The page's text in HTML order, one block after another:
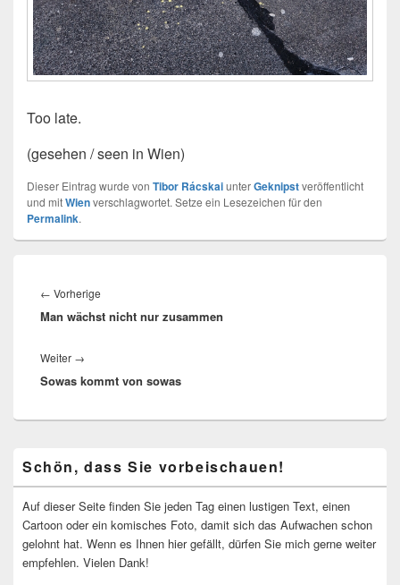
Too late.
(gesehen / seen in Wien)
Dieser Eintrag wurde von Tibor RácskaiunterGeknipstveröffentlicht
und mitWienverschlagwortet. Setze ein Lesezeichen für den
Permalink.
← Vorherige
Beitrag:
Man wächst nicht nur zusammen
Weiter →
Beitrag:
Sowas kommt von sowas
Seitenleisten-
Widgetbereich
Schön, dass Sie vorbeischauen!
Auf dieser Seite finden Sie jeden Tag einen lustigen Text, einen
Cartoon oder ein komisches Foto, damit sich das Aufwachen schon
gelohnt hat. Wenn es Ihnen hier gefällt, dürfen Sie mich gerne weiter
empfehlen. Vielen Dank!